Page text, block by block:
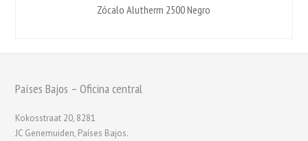
Zócalo Alutherm 2500 Negro
Países Bajos – Oficina central
Kokosstraat 20, 8281
JC Genemuiden, Países Bajos.